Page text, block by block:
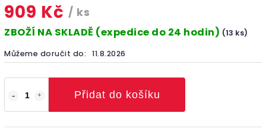
909 Kč / ks
ZBOŽÍ NA SKLADĚ (expedice do 24 hodin) (13 ks)
Můžeme doručit do: 11.8.2026
Přidat do košíku